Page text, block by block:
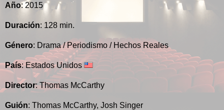
Año: 2015
Duración: 128 min.
Género: Drama / Periodismo / Hechos Reales
País: Estados Unidos
Director: Thomas McCarthy
Guión: Thomas McCarthy, Josh Singer